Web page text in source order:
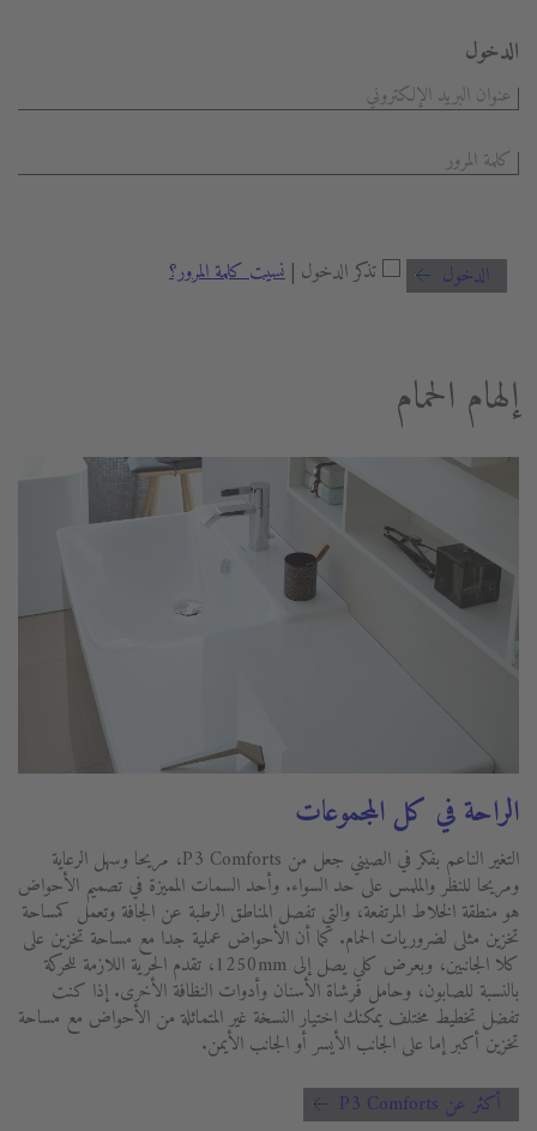
الدخول
تذكر الدخول | نسيت كلمة المرور؟ الدخول
إلهام الحمام
الراحة في كل المجموعات
التغير الناعم بفكر في الصيني جعل من P3 Comforts، مريحا وسهل الرعاية
ومريحا للنظر والملمس على حد السواء. وأحد السمات المميزة في تصميم الأحواض
هو منطقة الخلاط المرتفعة، والتي تفصل المناطق الرطبة عن الجافة وتعمل كمساحة
تخزين مثلى لضروريات الحمام. كما أن الأحواض عملية جدا مع مساحة تخزين على
كلا الجانبين، وبعرض كلي يصل إلى 1250mm، تقدم الحرية اللازمة للحركة
بالنسبة للصابون، وحامل فرشاة الأسنان وأدوات النظافة الأخرى. إذا كنت
تفضل تخطيط مختلف يمكنك اختيار النسخة غير المتماثلة من الأحواض مع مساحة
تخزين أكبر إما على الجانب الأيسر أو الجانب الأيمن.
أكثر عن P3 Comforts